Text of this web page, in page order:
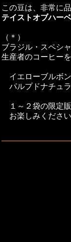
この豆は、非常に
テイストオブハー
（＊）
ブラジル・スペシ
生産者のコーヒー
イエローブルボン
パルプドナチュ
１～２袋の限定販
お楽しみください